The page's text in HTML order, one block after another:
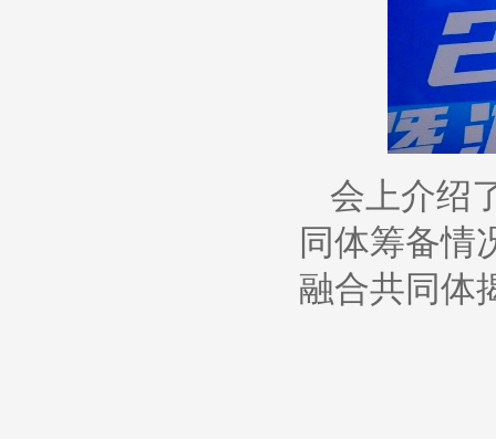
会上介绍
同体筹备情
融合共同体